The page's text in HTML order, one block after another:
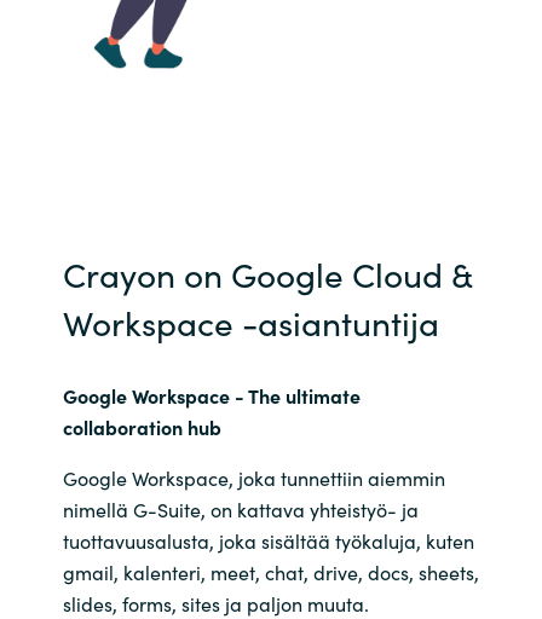
Crayon on Google Cloud &
Workspace -asiantuntija
Google Workspace - The ultimate
collaboration hub
Google Workspace, joka tunnettiin aiemmin
nimellä G-Suite, on kattava yhteistyö- ja
tuottavuusalusta, joka sisältää työkaluja, kuten
gmail, kalenteri, meet, chat, drive, docs, sheets,
slides, forms, sites ja paljon muuta.